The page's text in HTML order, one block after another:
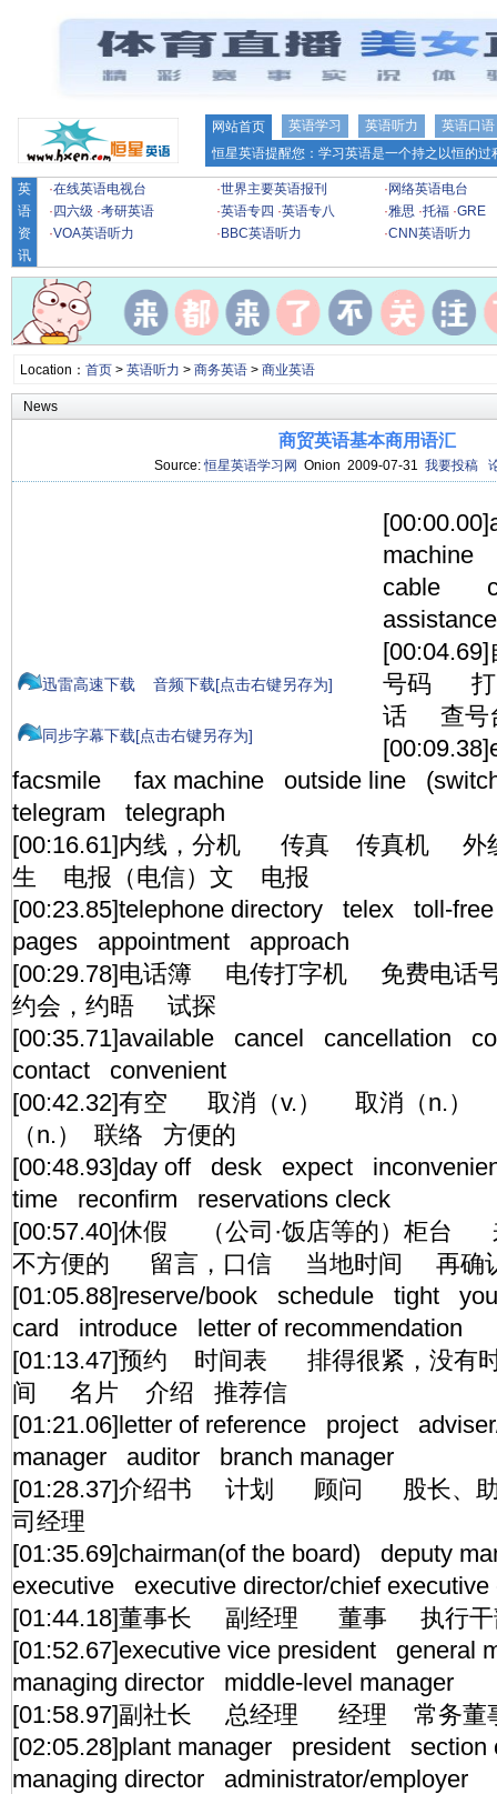
网站首页 英语学习 英语听力
英语口语
恒星英语提醒您：学习英语是一个持之以恒的
英
语
资
讯
·在线英语电视台 ·世界主要英语报刊 · 网络英语电台
· 四六级 ·考研英语 ·英语专四 ·英语专八 ·雅思 ·托福 ·GRE
·VOA英语听力 · BBC英语听力 ·CNN英语听力
Location： 首页> 英语听力 > 商务英语> 商业英语
News
商贸英语基本商用语汇
Source:恒星英语学习网 Onion 2009-07-31 我要投稿
迅雷高速下载 音频下载[点击右键另存为]
同步字幕下载[点击右键另存为]
cable
assistance
号码 打
话 查号
facsmile fax machine outside line
telegram telegraph
[00:16.61]内线，分机 传真 传真机 外
生 电报（电信）文 电报
[00:23.85]telephone directory telex toll-
pages appointment approach
[00:29.78]电话簿 电传打字机 免费电
约会，约晤 试探
[00:35.71]available cancel cancellation
contact convenient
[00:42.32]有空 取消（v.） 取消（n.）
（n.） 联络 方便的
[00:48.93]day off desk expect
time reconfirm reservations cleck
[00:57.40]休假 （公司·饭店等的）柜
不方便的 留言，口信 当地时间 再确
[01:05.88]reserve/book schedule tight
card introduce letter of recommendation
[01:13.47]预约 时间表 排得很紧，没有
间 名片 介绍 推荐信
[01:21.06]letter of reference project
manager auditor branch manager
[01:28.37]介绍书 计划 顾问 股长
司经理
[01:35.69]chairman(of the board) deputy
executive executive director/chief executive
[01:44.18]董事长 副经理 董事 执行
[01:52.67]executive vice president
managing director middle-level manager
[01:58.97]副社长 总经理 经理 常务董
[02:05.28]plant manager president
managing director administrator/employer